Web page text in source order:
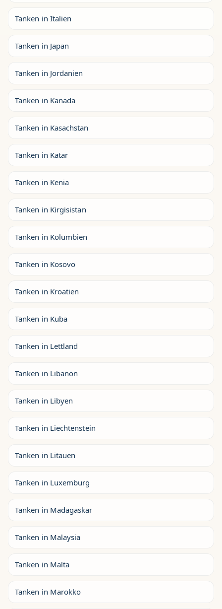
Tanken in Italien
Tanken in Japan
Tanken in Jordanien
Tanken in Kanada
Tanken in Kasachstan
Tanken in Katar
Tanken in Kenia
Tanken in Kirgisistan
Tanken in Kolumbien
Tanken in Kosovo
Tanken in Kroatien
Tanken in Kuba
Tanken in Lettland
Tanken in Libanon
Tanken in Libyen
Tanken in Liechtenstein
Tanken in Litauen
Tanken in Luxemburg
Tanken in Madagaskar
Tanken in Malaysia
Tanken in Malta
Tanken in Marokko